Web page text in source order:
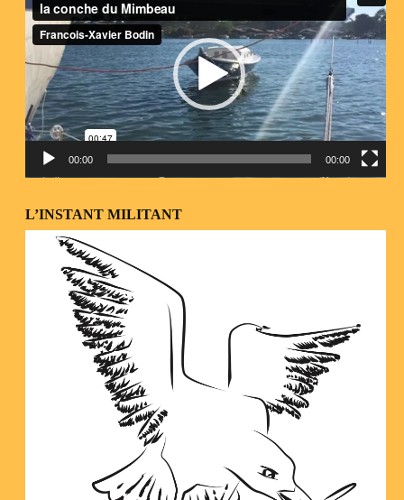
vidéo
00:00 00:00
L’INSTANT MILITANT